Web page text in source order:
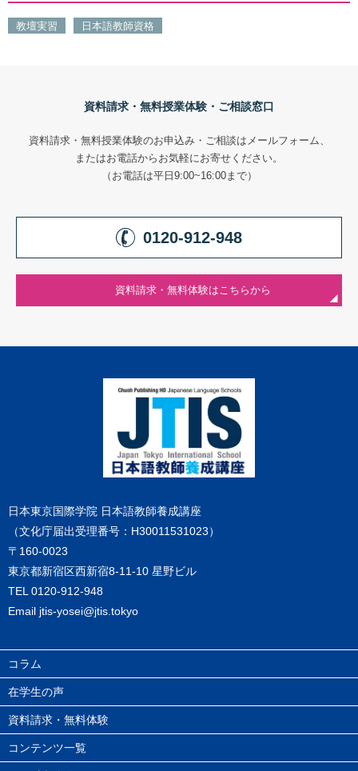
教壇実習 日本語教師資格
資料請求・無料授業体験・ご相談窓口
資料請求・無料授業体験のお申込み・ご相談はメールフォーム、
またはお電話からお気軽にお寄せください。
（お電話は平日9:00~16:00まで）
0120-912-948
資料請求・無料体験はこちらから
日本東京国際学院 日本語教師養成講座
（文化庁届出受理番号：H30011531023）
〒160-0023
東京都新宿区西新宿8-11-10 星野ビル
TEL0120-912-948
Email jtis-yosei@jtis.tokyo
コラム
在学生の声
資料請求・無料体験
コンテンツ一覧